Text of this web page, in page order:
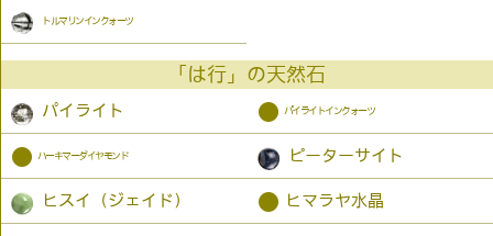
トルマリンインクォーツ
「は行」の天然石
パイライト ● パイライトインクォーツ
● ハーキマーダイヤモンド ピーターサイト
ヒスイ（ジェイド） ● ヒマラヤ水晶